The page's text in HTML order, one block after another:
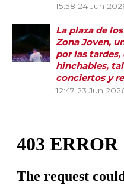
15:58 24 Jun
La plaza de
Zona Joven,
por las tardes,
hinchables,
conciertos y
12:47 23 Jun